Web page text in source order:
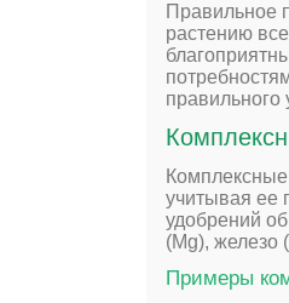
Правильное
растению
правильного
учитывая ее
удобрений
(Mg), железо
Примеры